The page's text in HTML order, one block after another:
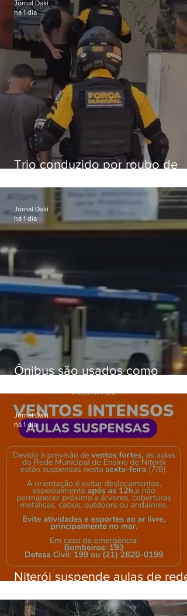
Trio conduzido por roubo de
passagens
Jornal Daki
há 1 dia
Ônibus são usados como
Gardênia Azul
Jornal Daki
há 1 dia
Niterói suspende aulas de rede
ventos fortes nesta sexta (7)
Jornal Daki
há 1 dia